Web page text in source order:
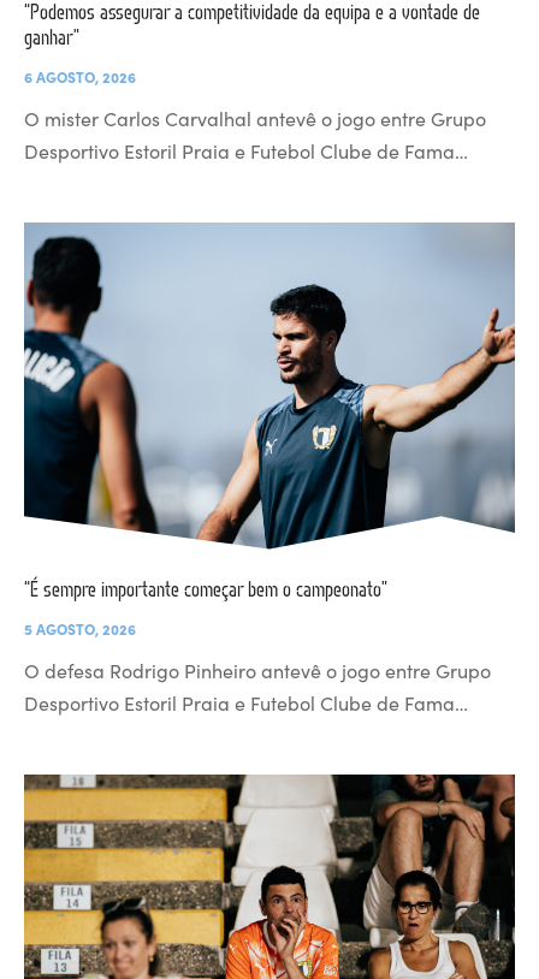
“Podemos assegurar a competitividade da equipa e a vontade de
ganhar”
6 AGOSTO, 2026
O mister Carlos Carvalhal antevê o jogo entre Grupo
Desportivo Estoril Praia e Futebol Clube de Fama…
“É sempre importante começar bem o campeonato”
5 AGOSTO, 2026
O defesa Rodrigo Pinheiro antevê o jogo entre Grupo
Desportivo Estoril Praia e Futebol Clube de Fama…